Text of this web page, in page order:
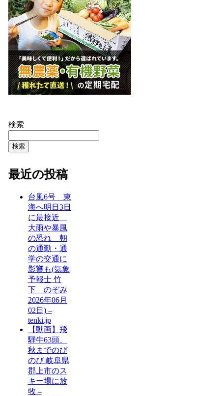
検索
検索
最近の投稿
台風6号 東
海へ明日3日
に最接近
大雨や暴風
の恐れ 朝
の通勤・通
学の交通に
影響も(気象
予報士 竹
下 のぞみ
2026年06月
02日) –
tenki.jp
【動画】飛
騨牛63頭、
秋までのび
のび 岐阜県
郡上市のス
キー場に放
牧 –